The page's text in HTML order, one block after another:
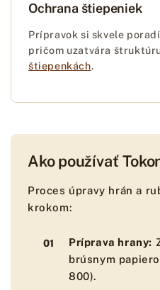
Ochrana štiepeniek
Prípravok si skvele
pričom uzatvára
štiepenkách.
Ako používať
Proces úpravy hrán a
krokom:
Príprava hrany:
brúsnym
800).